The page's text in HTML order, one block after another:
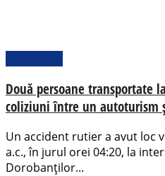
Două persoane transportate
coliziuni între un autoturism
Un accident rutier a avut loc
a.c., în jurul orei 04:20, la
Dorobanților...